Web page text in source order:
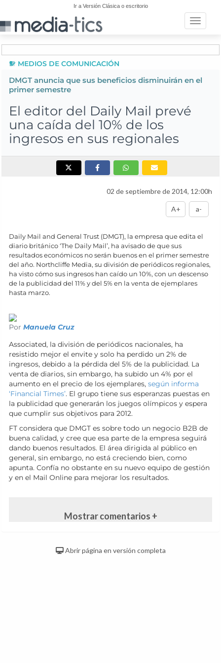
Ir a Versión Clásica o escritorio
Toggle
MEDIOS DE COMUNICACIÓN
DMGT anuncia que sus beneficios disminuirán en el
primer semestre
El editor del Daily Mail prevé
una caída del 10% de los
ingresos en sus regionales
02 de septiembre de 2014, 12:00h
A+ a-
Daily Mail and General Trust (DMGT), la empresa que edita el
diario británico ‘The Daily Mail’, ha avisado de que sus
resultados económicos no serán buenos en el primer semestre
del año. Northcliffe Media, su división de periódicos regionales,
ha visto cómo sus ingresos han caído un 10%, con un descenso
de la publicidad del 11% y del 5% en la venta de ejemplares
hasta marzo.
Por Manuela Cruz
Associated, la división de periódicos nacionales, ha
resistido mejor el envite y solo ha perdido un 2% de
ingresos, debido a la pérdida del 5% de la publicidad. La
venta de diarios, sin embargo, ha subido un 4% por el
aumento en el precio de los ejemplares, según informa
‘Financial Times’. El grupo tiene sus esperanzas puestas en
la publicidad que generarán los juegos olímpicos y espera
que cumplir sus objetivos para 2012.
FT considera que DMGT es sobre todo un negocio B2B de
buena calidad, y cree que esa parte de la empresa seguirá
dando buenos resultados. El área dirigida al público en
general, sin embargo, no está creciendo bien, como
apunta. Confía no obstante en su nuevo equipo de gestión
y en el Mail Online para mejorar los resultados.
Mostrar comentarios +
Abrir página en versión completa